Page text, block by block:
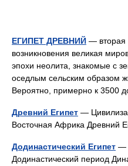
ЕГИПЕТ ДРЕВНИЙ — вторая
возникновения великая
эпохи неолита, знакомые с
оседлым сельским образом
Вероятно, примерно к
Древний Египет —
Восточная Африка Древний
Додинастический Египет —
Додинастический период